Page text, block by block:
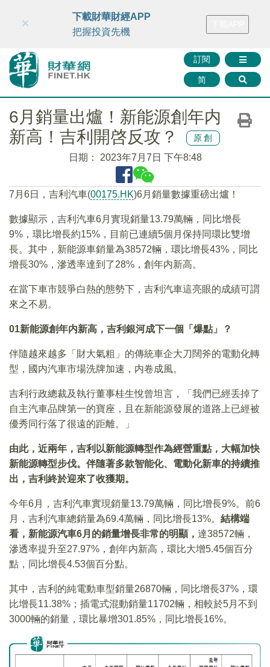
財華智庫網 FINTV FINMETA 財華證券 媒體矩陣
訂閱
简
×
下載財華財經APP
把握投資先機
6月銷量出爐！新能源創年内
新高！吉利開啓反攻？
原創
日期： 2023年7月7日 下午8:48
7月6日，吉利汽車(00175.HK)6月銷量數據重磅出爐！
數據顯示，吉利汽車6月實現銷量13.79萬輛，同比增長
9%，環比增長約15%，目前已連續5個月保持同環比雙增
長。其中，新能源車銷量為38572輛，環比增長43%，同比
增長30%，滲透率達到了28%，創年内新高。
在當下車市競爭白熱的態勢下，吉利汽車這亮眼的成績可謂
來之不易。
01新能源創年内新高，吉利銀河成下一個「爆點」？
伴隨越來越多「財大氣粗」的傳統車企大刀闊斧的電動化轉
型，國内汽車市場洗牌加速，内卷成風。
吉利行政總裁及執行董事桂生悅曾坦言，「我們已經丢掉了
自主汽車品牌第一的寶座，且在新能源發展的道路上已經被
優秀同行落了很遠的距離。」
由此，近兩年，吉利以新能源轉型作為經營重點，大幅加快
新能源轉型步伐。伴隨著多款智能化、電動化新車的持續推
出，吉利終於迎來了收獲期。
今年6月，吉利汽車實現銷量13.79萬輛，同比增長9%。前6
月，吉利汽車總銷量為69.4萬輛，同比增長13%。 結構端
看，新能源汽車6月的銷量增長非常的明顯， 達38572輛，
滲透率提升至27.97%，創年内新高，環比大增5.45個百分
點，同比增長4.53個百分點。
其中，吉利的純電動車型銷量26870輛，同比增長37%，環
比增長11.38%；插電式混動銷量11702輛，相較於5月不到
3000輛的銷量，環比暴增301.85%，同比增長16%。